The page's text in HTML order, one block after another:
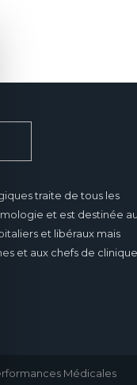
traite de tous les
et est destinée
et libéraux mais
et aux chefs de clinique.
Médicales